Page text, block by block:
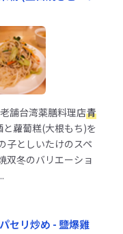
舗台湾薬膳料理店青
蘿蔔糕(大根もち)を
子としいたけのスペ
双冬のバリエーショ
セリ炒め - 鹽爆雞